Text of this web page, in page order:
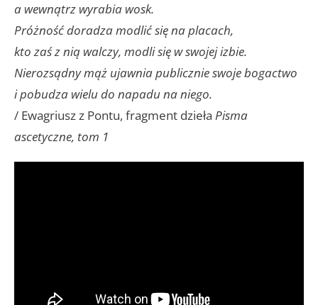
a wewnątrz wyrabia wosk.
Próżność doradza modlić się na placach,
kto zaś z nią walczy, modli się w swojej izbie.
Nierozsądny mąż ujawnia publicznie swoje bogactwo
i pobudza wielu do napadu na niego.
/ Ewagriusz z Pontu, fragment dzieła Pisma
ascetyczne, tom 1